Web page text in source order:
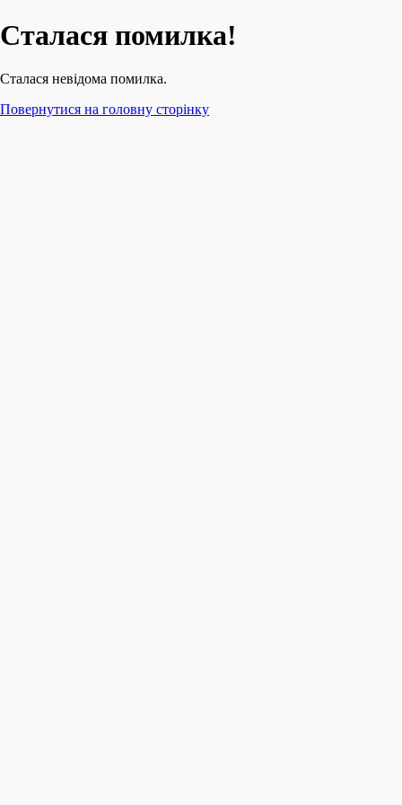
Сталася помилка!
Сталася невідома помилка.
Повернутися на головну сторінку